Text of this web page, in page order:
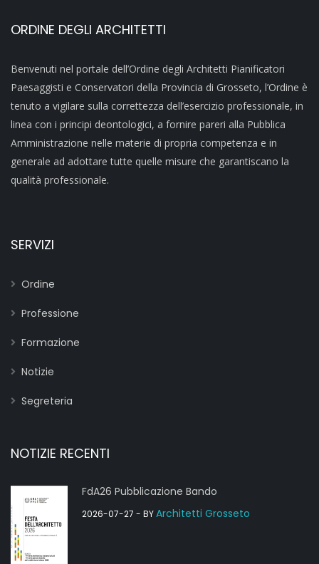
ORDINE DEGLI ARCHITETTI
Benvenuti nel portale dell’Ordine degli Architetti Pianificatori
Paesaggisti e Conservatori della Provincia di Grosseto, l’Ordine è
tenuto a vigilare sulla correttezza dell’esercizio professionale, in
linea con i principi deontologici, a fornire pareri alla Pubblica
Amministrazione nelle materie di propria competenza e in
generale ad adottare tutte quelle misure che garantiscano la
qualità professionale.
SERVIZI
Ordine
Professione
Formazione
Notizie
Segreteria
NOTIZIE RECENTI
FdA26 Pubblicazione Bando
2026-07-27 - BYArchitetti Grosseto